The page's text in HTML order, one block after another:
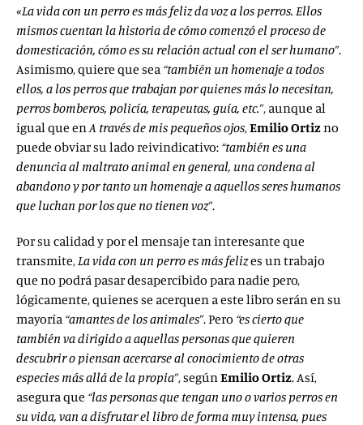
«La vida con un perro es más feliz da voz a los perros. Ellos
mismos cuentan la historia de cómo comenzó el proceso de
domesticación, cómo es su relación actual con el ser humano”.
Asimismo, quiere que sea “también un homenaje a todos
ellos, a los perros que trabajan por quienes más lo necesitan,
perros bomberos, policía, terapeutas, guía, etc.”, aunque al
igual que enA través de mis pequeños ojos,Emilio Ortizno
puede obviar su lado reivindicativo: “también es una
denuncia al maltrato animal en general, una condena al
abandono y por tanto un homenaje a aquellos seres humanos
que luchan por los que no tienen voz”.
Por su calidad y por el mensaje tan interesante que
transmite,La vida con un perro es más felizes un trabajo
que no podrá pasar desapercibido para nadie pero,
lógicamente, quienes se acerquen a este libro serán en su
mayoría “amantes de los animales”. Pero “es cierto que
también va dirigido a aquellas personas que quieren
descubrir o piensan acercarseal conocimiento de otras
especies más allá de la propia”, segúnEmilio Ortiz. Así,
asegura que “las personas que tengan uno o varios perros en
su vida, van a disfrutar el libro de forma muy intensa, pues